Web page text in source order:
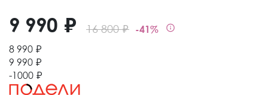
16 800 ₽ -41%
9 990 ₽
8 990 ₽
9 990 ₽
-1000 ₽